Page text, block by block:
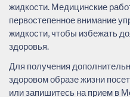
жидкости. Медицинские
первостепенное внимание
жидкости, чтобы избежать
здоровья.
Для получения
здоровом образе жизни
или запишитесь на прием в